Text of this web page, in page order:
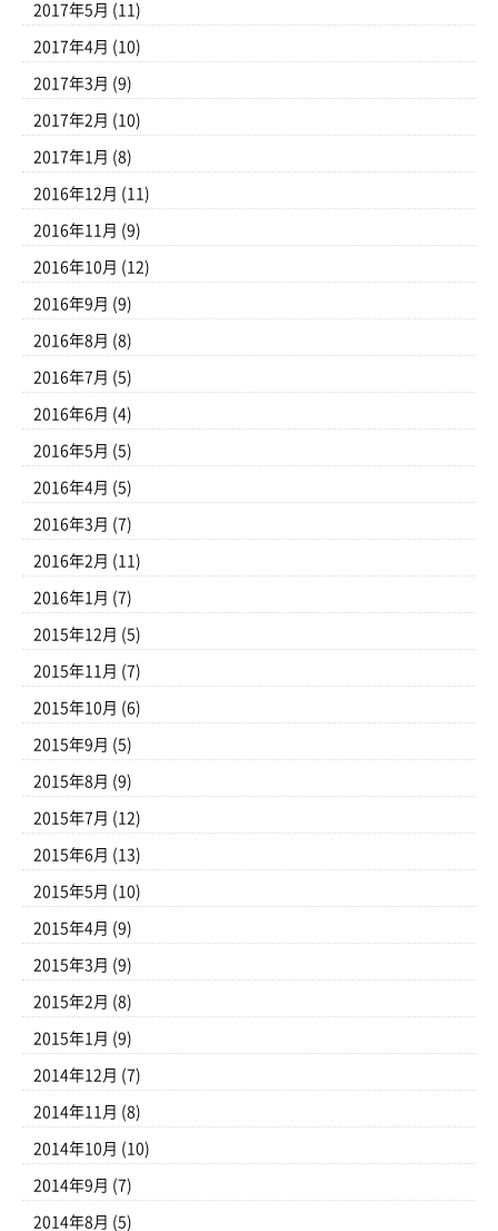
2017年5月 (11)
2017年4月 (10)
2017年3月 (9)
2017年2月 (10)
2017年1月 (8)
2016年12月 (11)
2016年11月 (9)
2016年10月 (12)
2016年9月 (9)
2016年8月 (8)
2016年7月 (5)
2016年6月 (4)
2016年5月 (5)
2016年4月 (5)
2016年3月 (7)
2016年2月 (11)
2016年1月 (7)
2015年12月 (5)
2015年11月 (7)
2015年10月 (6)
2015年9月 (5)
2015年8月 (9)
2015年7月 (12)
2015年6月 (13)
2015年5月 (10)
2015年4月 (9)
2015年3月 (9)
2015年2月 (8)
2015年1月 (9)
2014年12月 (7)
2014年11月 (8)
2014年10月 (10)
2014年9月 (7)
2014年8月 (5)